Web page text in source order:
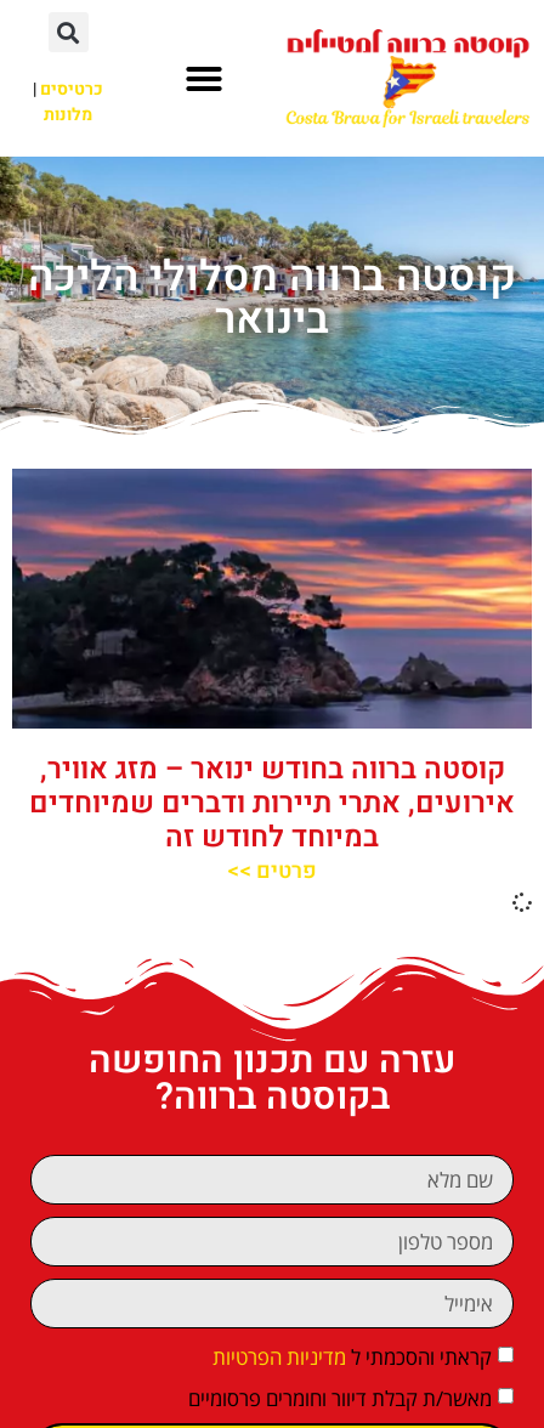
כרטיסים|
מלונות
קוסטה ברווה מסלולי הליכה
בינואר
קוסטה ברווה בחודש ינואר – מזג אוויר,
אירועים, אתרי תיירות ודברים שמיוחדים
במיוחד לחודש זה
פרטים >>
עזרה עם תכנון החופשה
בקוסטה ברווה?
קראתי והסכמתי ל מדיניות הפרטיות
מאשר/ת קבלת דיוור וחומרים פרסומיים